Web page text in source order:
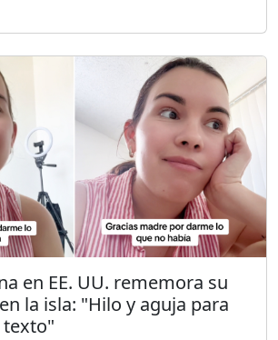
en EE. UU. rememora su
la isla: "Hilo y aguja para
texto"